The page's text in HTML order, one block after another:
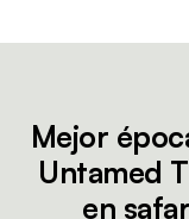
Mejor
Untamed
en